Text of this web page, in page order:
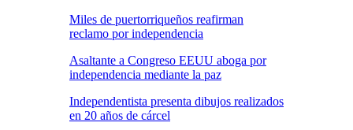
Miles de puertorriqueños reafirman
reclamo por independencia
Asaltante a Congreso EEUU aboga por
independencia mediante la paz
Independentista presenta dibujos realizados
en 20 años de cárcel